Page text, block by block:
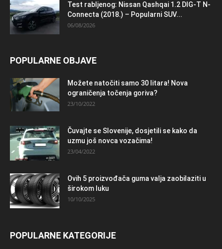
Test rabljenog: Nissan Qashqai 1.2 DIG-T N-
Connecta (2018.) – Popularni SUV...
06/08/2026
POPULARNE OBJAVE
Možete natočiti samo 30 litara! Nova
ograničenja točenja goriva?
23/10/2022
Čuvajte se Slovenije, dosjetili se kako da
uzmu još novca vozačima!
23/04/2022
Ovih 5 proizvođača guma valja zaobilaziti u
širokom luku
10/10/2025
POPULARNE KATEGORIJE